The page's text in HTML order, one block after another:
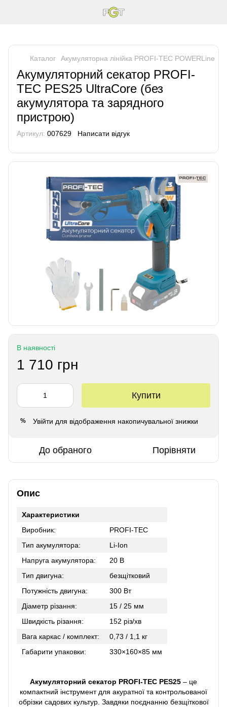
Каталог Акумуляторна лінійка PROFI-TEC POWERLine
Акумуляторний секатор PROFI-
TEC PES25 UltraCore (без
акумулятора та зарядного
пристрою)
Артикул: 007629 Написати відгук
В наявності
1 710 грн
Купити
% Увійти для відображення накопичувальної знижки
До обраного Порівняти
Опис
Характеристики
Виробник:
PROFI-TEC
Тип акумулятора:
Li-Ion
Напруга акумулятора:
20 В
Тип двигуна:
безщітковий
Потужність двигуна:
300 Вт
Діаметр різання:
15 / 25 мм
Швидкість різання:
152 різ/хв
Вага каркас / комплект:
0,73 / 1,1 кг
Габарити упаковки:
330×160×85 мм
Акумуляторний секатор PROFI-TEC PES25 – це
компактний інструмент для акуратної та контрольованої
обрізки садових культур. Завдяки поєднанню безщіткової